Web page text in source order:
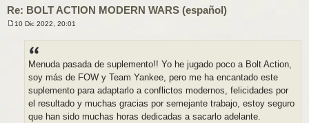
Re: BOLT ACTION MODERN WARS (español)
10 Dic 2022, 20:01
Menuda pasada de suplemento!! Yo he jugado poco a Bolt Action,
soy más de FOW y Team Yankee, pero me ha encantado este
suplemento para adaptarlo a conflictos modernos, felicidades por
el resultado y muchas gracias por semejante trabajo, estoy seguro
que han sido muchas horas dedicadas a sacarlo adelante.